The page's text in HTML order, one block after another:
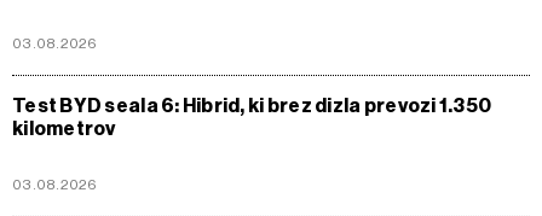
03.08.2026
Test BYD seala 6: Hibrid, ki brez dizla prevozi 1.350
kilometrov
03.08.2026